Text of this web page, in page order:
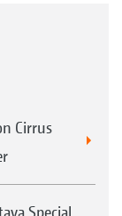
Cirrus
Special